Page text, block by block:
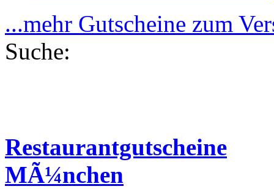
...mehr Gutscheine zum
Suche:
Restaurantgutscheine
MÃ¼nchen